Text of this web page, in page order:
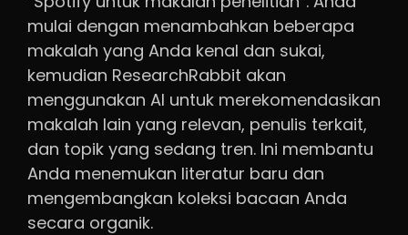
mulai dengan menambahkan beberapa
makalah yang Anda kenal dan sukai,
kemudian ResearchRabbit akan
menggunakan AI untuk merekomendasikan
makalah lain yang relevan, penulis terkait,
dan topik yang sedang tren. Ini membantu
Anda menemukan literatur baru dan
mengembangkan koleksi bacaan Anda
secara organik.